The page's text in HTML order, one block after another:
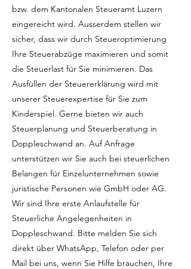
bzw. dem Kantonalen Steueramt Luzern
eingereicht wird. Ausserdem stellen wir
sicher, dass wir durch Steueroptimierung
Ihre Steuerabzüge maximieren und somit
die Steuerlast für Sie minimieren. Das
Ausfüllen der Steuererklärung wird mit
unserer Steuerexpertise für Sie zum
Kinderspiel. Gerne bieten wir auch
Steuerplanung und Steuerberatung in
Doppleschwand an. Auf Anfrage
unterstützen wir Sie auch bei steuerlichen
Belangen für Einzelunternehmen sowie
juristische Personen wie GmbH oder AG.
Wir sind Ihre erste Anlaufstelle für
Steuerliche Angelegenheiten in
Doppleschwand. Bitte melden Sie sich
direkt über WhatsApp, Telefon oder per
Mail bei uns, wenn Sie Hilfe brauchen, Ihre